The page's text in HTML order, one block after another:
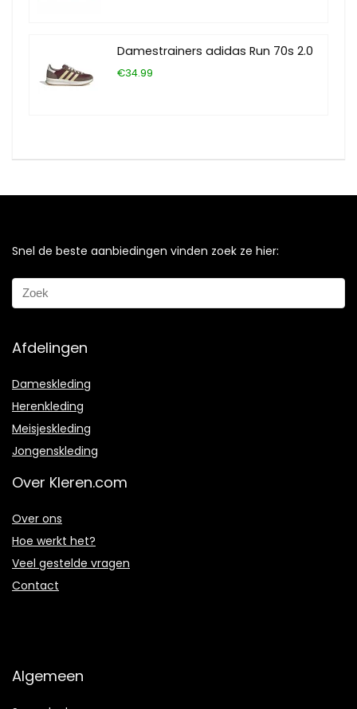
Damestrainers adidas Run 70s 2.0
€34.99
Snel de beste aanbiedingen vinden zoek ze hier:
Afdelingen
Dameskleding
Herenkleding
Meisjeskleding
Jongenskleding
Over Kleren.com
Over ons
Hoe werkt het?
Veel gestelde vragen
Contact
Algemeen